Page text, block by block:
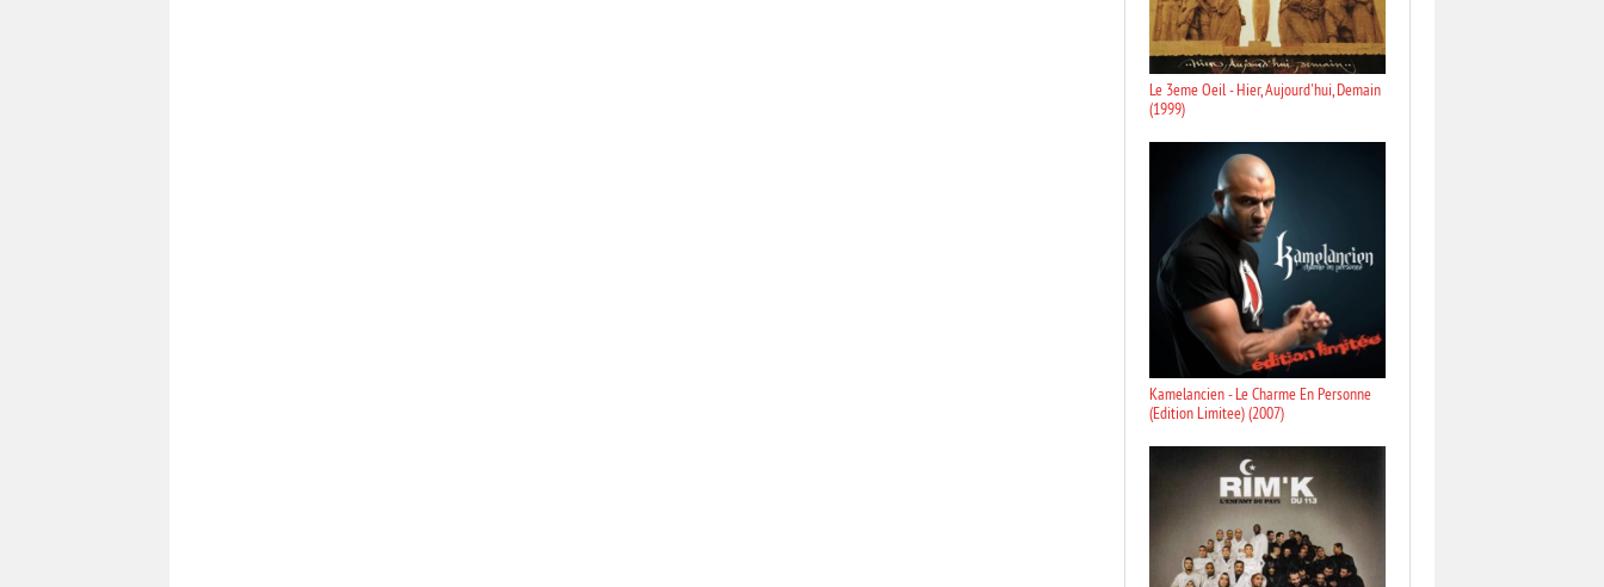
Le 3eme Oeil - Hier, Aujourd'hui, Demain
(1999)
Kamelancien - Le Charme En Personne
(Edition Limitee) (2007)